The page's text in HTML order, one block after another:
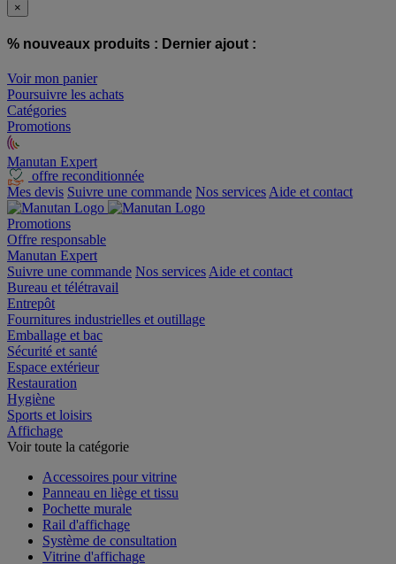
×
% nouveaux produits : Dernier ajout :
Voir mon panier
Poursuivre les achats
Catégories
Promotions
Manutan Expert
offre reconditionnée
Mes devis Suivre une commande Nos services Aide et contact
Promotions
Offre responsable
Manutan Expert
Suivre une commande Nos services Aide et contact
Bureau et télétravail
Entrepôt
Fournitures industrielles et outillage
Emballage et bac
Sécurité et santé
Espace extérieur
Restauration
Hygiène
Sports et loisirs
Affichage
Voir toute la catégorie
Accessoires pour vitrine
Panneau en liège et tissu
Pochette murale
Rail d'affichage
Système de consultation
Vitrine d'affichage